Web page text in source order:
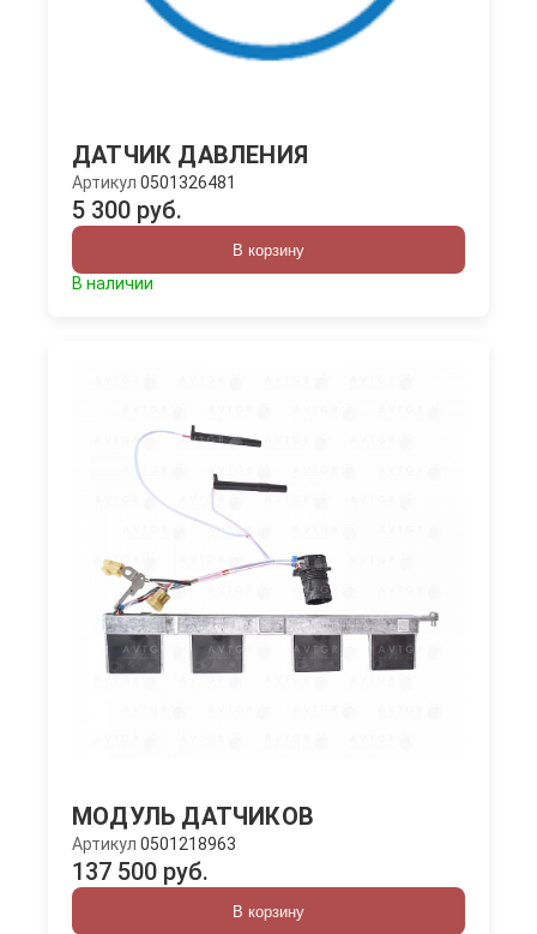
ДАТЧИК ДАВЛЕНИЯ
Артикул 0501326481
5 300 руб.
В корзину
В наличии
МОДУЛЬ ДАТЧИКОВ
Артикул 0501218963
137 500 руб.
В корзину